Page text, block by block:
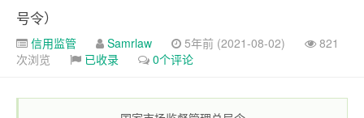
号令）
信用监管 Samrlaw 5年前 (2021-08-02)
821
次浏览
已收录 0个评论